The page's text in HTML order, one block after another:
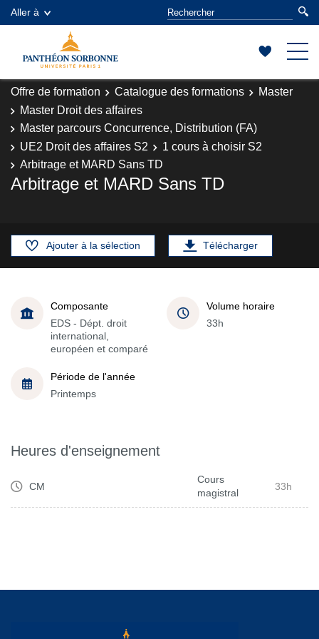
Aller à
Offre de formation Catalogue des formations
Master
Master Droit des affaires
Master parcours Concurrence, Distribution (FA)
UE2 Droit des affaires S2
1 cours à choisir S2
Arbitrage et MARD Sans TD
Arbitrage et MARD Sans TD
Ajouter à la sélection Télécharger
Composante
EDS - Dépt. droit
international,
européen et comparé
Volume horaire
33h
Période de l'année
Printemps
Heures d'enseignement
CM
Cours
magistral
33h